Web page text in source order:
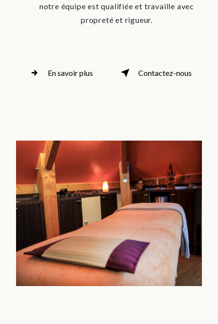
notre équipe est qualifiée et travaille avec
propreté et rigueur.
En savoir plus Contactez-nous